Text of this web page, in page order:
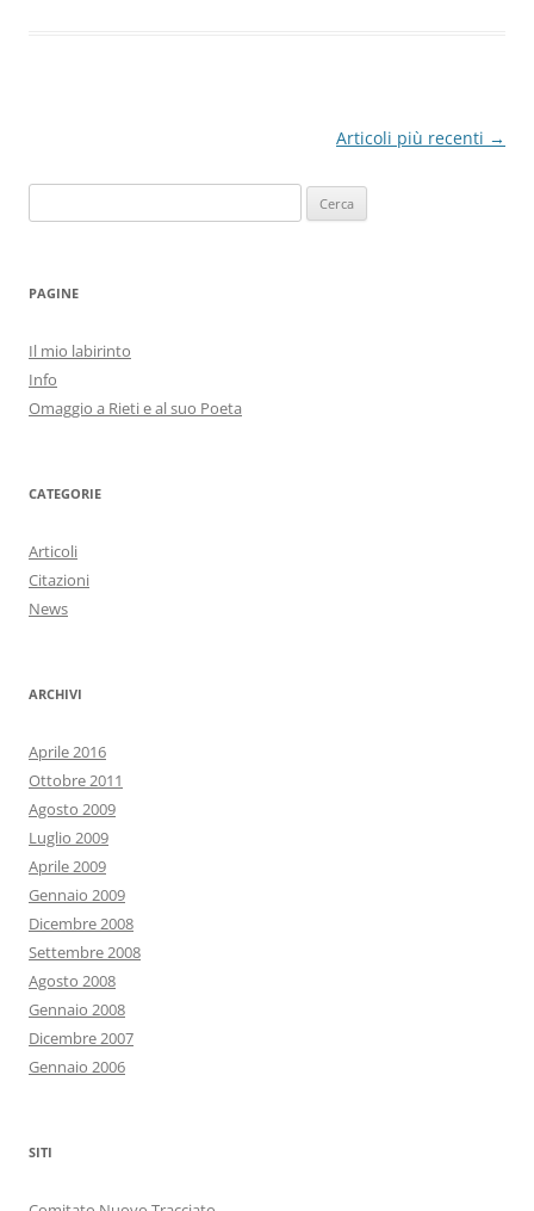
Articoli più recenti →
per:
PAGINE
Il mio labirinto
Info
Omaggio a Rieti e al suo Poeta
CATEGORIE
Articoli
Citazioni
News
ARCHIVI
Aprile 2016
Ottobre 2011
Agosto 2009
Luglio 2009
Aprile 2009
Gennaio 2009
Dicembre 2008
Settembre 2008
Agosto 2008
Gennaio 2008
Dicembre 2007
Gennaio 2006
SITI